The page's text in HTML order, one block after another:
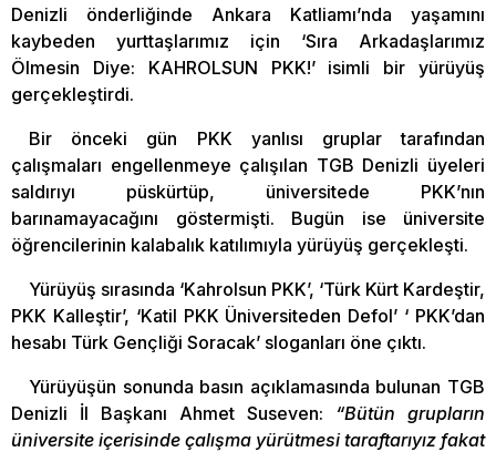
Denizli önderliğinde Ankara Katliamı’nda yaşamını
kaybeden yurttaşlarımız için ‘Sıra Arkadaşlarımız
Ölmesin Diye: KAHROLSUN PKK!’ isimli bir yürüyüş
gerçekleştirdi.
Bir önceki gün PKK yanlısı gruplar tarafından
çalışmaları engellenmeye çalışılan TGB Denizli üyeleri
saldırıyı püskürtüp, üniversitede PKK’nın
barınamayacağını göstermişti. Bugün ise üniversite
öğrencilerinin kalabalık katılımıyla yürüyüş gerçekleşti.
Yürüyüş sırasında ‘Kahrolsun PKK’, ‘Türk Kürt Kardeştir,
PKK Kalleştir’, ‘Katil PKK Üniversiteden Defol’ ‘ PKK’dan
hesabı Türk Gençliği Soracak’ sloganları öne çıktı.
Yürüyüşün sonunda basın açıklamasında bulunan TGB
Denizli İl Başkanı Ahmet Suseven: “Bütün grupların
üniversite içerisinde çalışma yürütmesi taraftarıyız fakat